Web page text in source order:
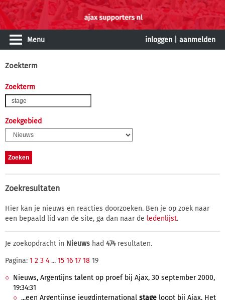
Menu inloggen aanmelden
Zoekterm
Zoekterm
Zoekgebied
Zoekresultaten
Hier kan je nieuws en reacties doorzoeken. Ben je op zoek naar
een bepaald lid van de site, ga dan naar de ledenlijst.
Je zoekopdracht in Nieuws had 474resultaten.
Pagina: 1 2 3 4 ... 15 16 17 18 19
Nieuws, Argentijns talent op proef bij Ajax, 30 september 2000,
19:34:31
...een Argentijnse jeugdinternational stage loopt bij Ajax. Het